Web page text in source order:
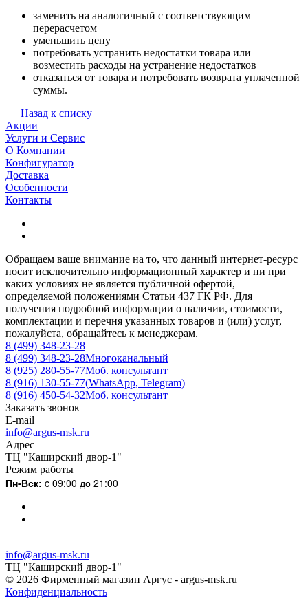
заменить на аналогичный с соответствующим
перерасчетом
уменьшить цену
потребовать устранить недостатки товара или
возместить расходы на устранение недостатков
отказаться от товара и потребовать возврата уплаченной
суммы.
Назад к списку
Акции
Услуги и Сервис
О Компании
Конфигуратор
Доставка
Особенности
Контакты
Обращаем ваше внимание на то, что данный интернет-ресурс
носит исключительно информационный характер и ни при
каких условиях не является публичной офертой,
определяемой положениями Статьи 437 ГК РФ. Для
получения подробной информации о наличии, стоимости,
комплектации и перечня указанных товаров и (или) услуг,
пожалуйста, обращайтесь к менеджерам.
8 (499) 348-23-28
8 (499) 348-23-28Многоканальный
8 (925) 280-55-77Моб. консультант
8 (916) 130-55-77(WhatsApp, Telegram)
8 (916) 450-54-32Моб. консультант
Заказать звонок
E-mail
info@argus-msk.ru
Адрес
ТЦ "Каширский двор-1"
Режим работы
Пн-Вск: c 09:00 до 21:00
info@argus-msk.ru
ТЦ "Каширский двор-1"
© 2026 Фирменный магазин Аргус - argus-msk.ru
Конфиденциальность